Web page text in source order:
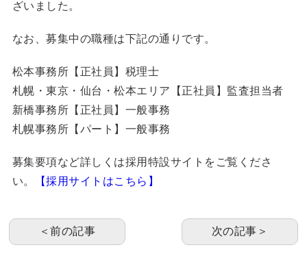
ざいました。
なお、募集中の職種は下記の通りです。
松本事務所【正社員】税理士
札幌・東京・仙台・松本エリア【正社員】監査担当者
新橋事務所【正社員】一般事務
札幌事務所【パート】一般事務
募集要項など詳しくは採用特設サイトをご覧くださ
い。
【採用サイトはこちら】
＜前の記事 次の記事＞